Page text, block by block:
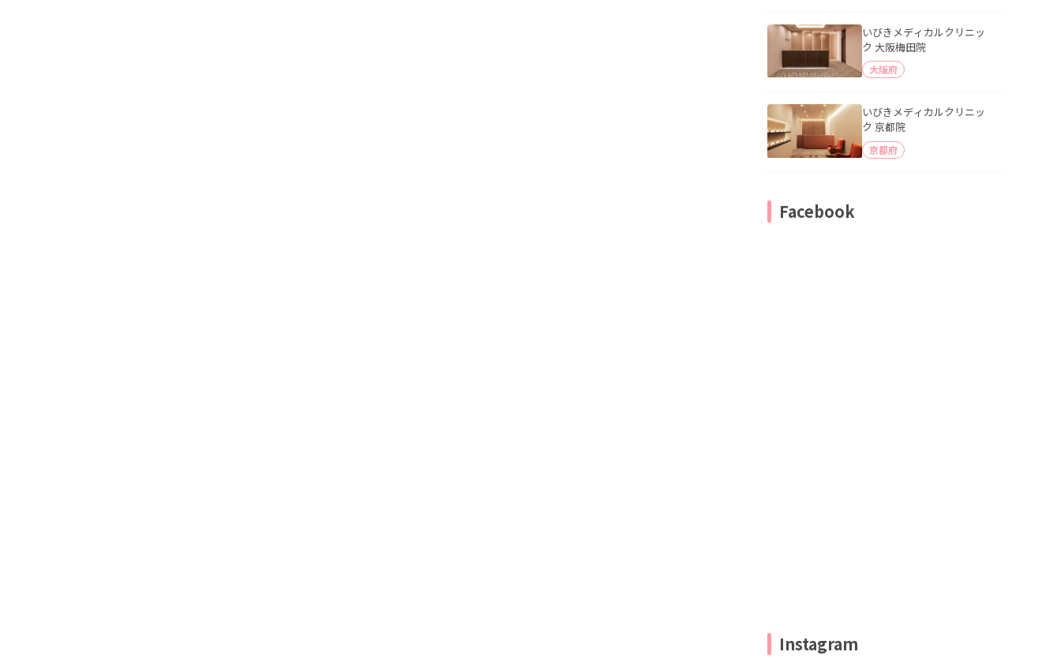
いびきメディカルクリニッ
ク 大阪梅田院
大阪府
いびきメディカルクリニッ
ク 京都院
京都府
Facebook
Instagram